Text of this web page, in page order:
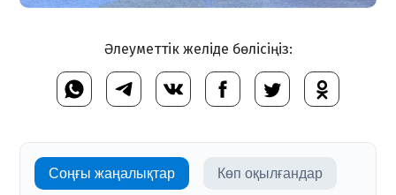
Әлеуметтік желіде бөлісіңіз:
Соңғы жаңалықтар Көп оқылғандар